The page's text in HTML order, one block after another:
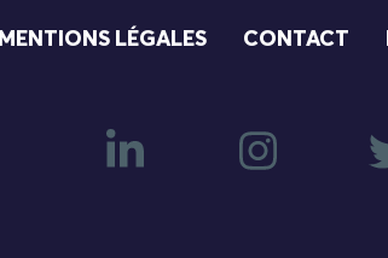
MENTIONS LÉGALES CONTACT